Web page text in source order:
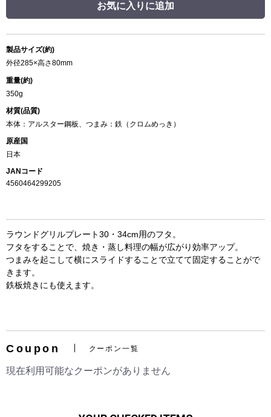
お買い物を続ける
お気に入りに追加
製品サイズ(約)
外径285×高さ80mm
重量(約)
350g
材質(品質)
本体：アルスター鋼板、つまみ：鉄（クロムめっき）
原産国
日本
JANコード
4560464299205
ラウンドグリルプレート30・34cm用のフタ。
フタをすることで、焼き・蒸し料理の幅が広がり効率アップ。
つまみを起こして横にスライドすることで立てて固定することがで
きます。
鉄板焼きにも使えます。
Coupon クーポン一覧
現在利用可能なクーポンがありません